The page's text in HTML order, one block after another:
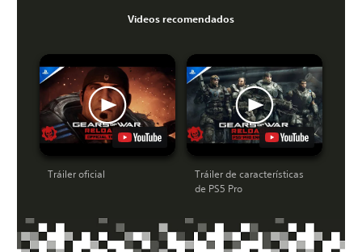
Videos recomendados
Tráiler oficial
Tráiler de características
de PS5 Pro